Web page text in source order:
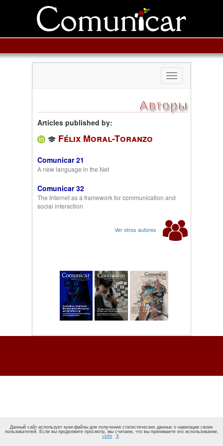
Toggle
navigation
Авторы
Articles published by:
Félix Moral-Toranzo
Comunicar 21
A new language in the Net
Comunicar 32
The Internet as a framework for communication and
social interaction
Ver otros autores
Данный сайт использует куки-файлы для получения статистических данных о навигации своих
пользователей. Если вы продолжите просмотр, мы считаем, что вы принимаете его использование.
+info X